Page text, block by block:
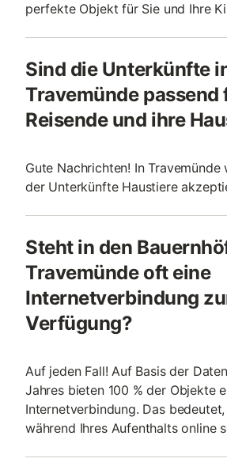
perfekte Objekt für Sie und Ihre
Sind die Unterkünfte
Travemünde passend
Reisende und ihre
Gute Nachrichten! In Travemünde
der Unterkünfte Haustiere
Steht in den
Travemünde oft eine
Internetverbindung
Verfügung?
Auf jeden Fall! Auf Basis der
Jahres bieten 100 % der Objekte
Internetverbindung. Das
während Ihres Aufenthalts online